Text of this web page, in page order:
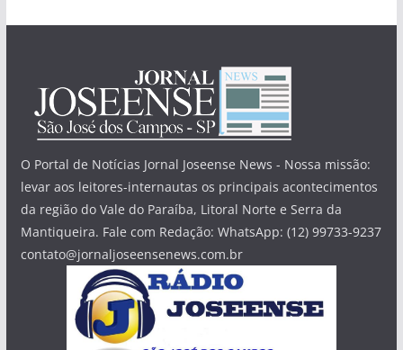
O Portal de Notícias Jornal Joseense News - Nossa missão:
levar aos leitores-internautas os principais acontecimentos
da região do Vale do Paraíba, Litoral Norte e Serra da
Mantiqueira. Fale com Redação: WhatsApp: (12) 99733-9237
contato@jornaljoseensenews.com.br